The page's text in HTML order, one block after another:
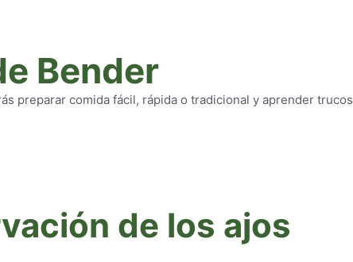
Bender
preparar comida fácil, rápida o tradicional y aprender trucos
de los ajos